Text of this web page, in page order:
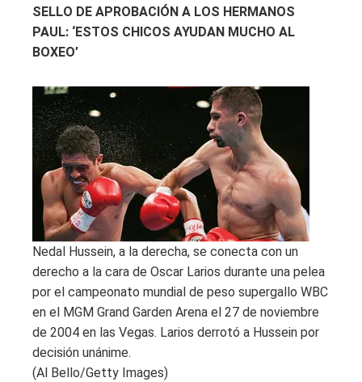
SELLO DE APROBACIÓN A LOS HERMANOS
PAUL: ‘ESTOS CHICOS AYUDAN MUCHO AL
BOXEO’
Nedal Hussein, a la derecha, se conecta con un
derecho a la cara de Oscar Larios durante una pelea
por el campeonato mundial de peso supergallo WBC
en el MGM Grand Garden Arena el 27 de noviembre
de 2004 en las Vegas. Larios derrotó a Hussein por
decisión unánime.
(Al Bello/Getty Images)